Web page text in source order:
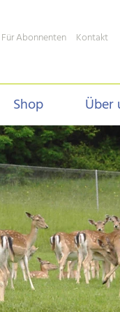
Für Abonnenten Kontakt
Shop Über